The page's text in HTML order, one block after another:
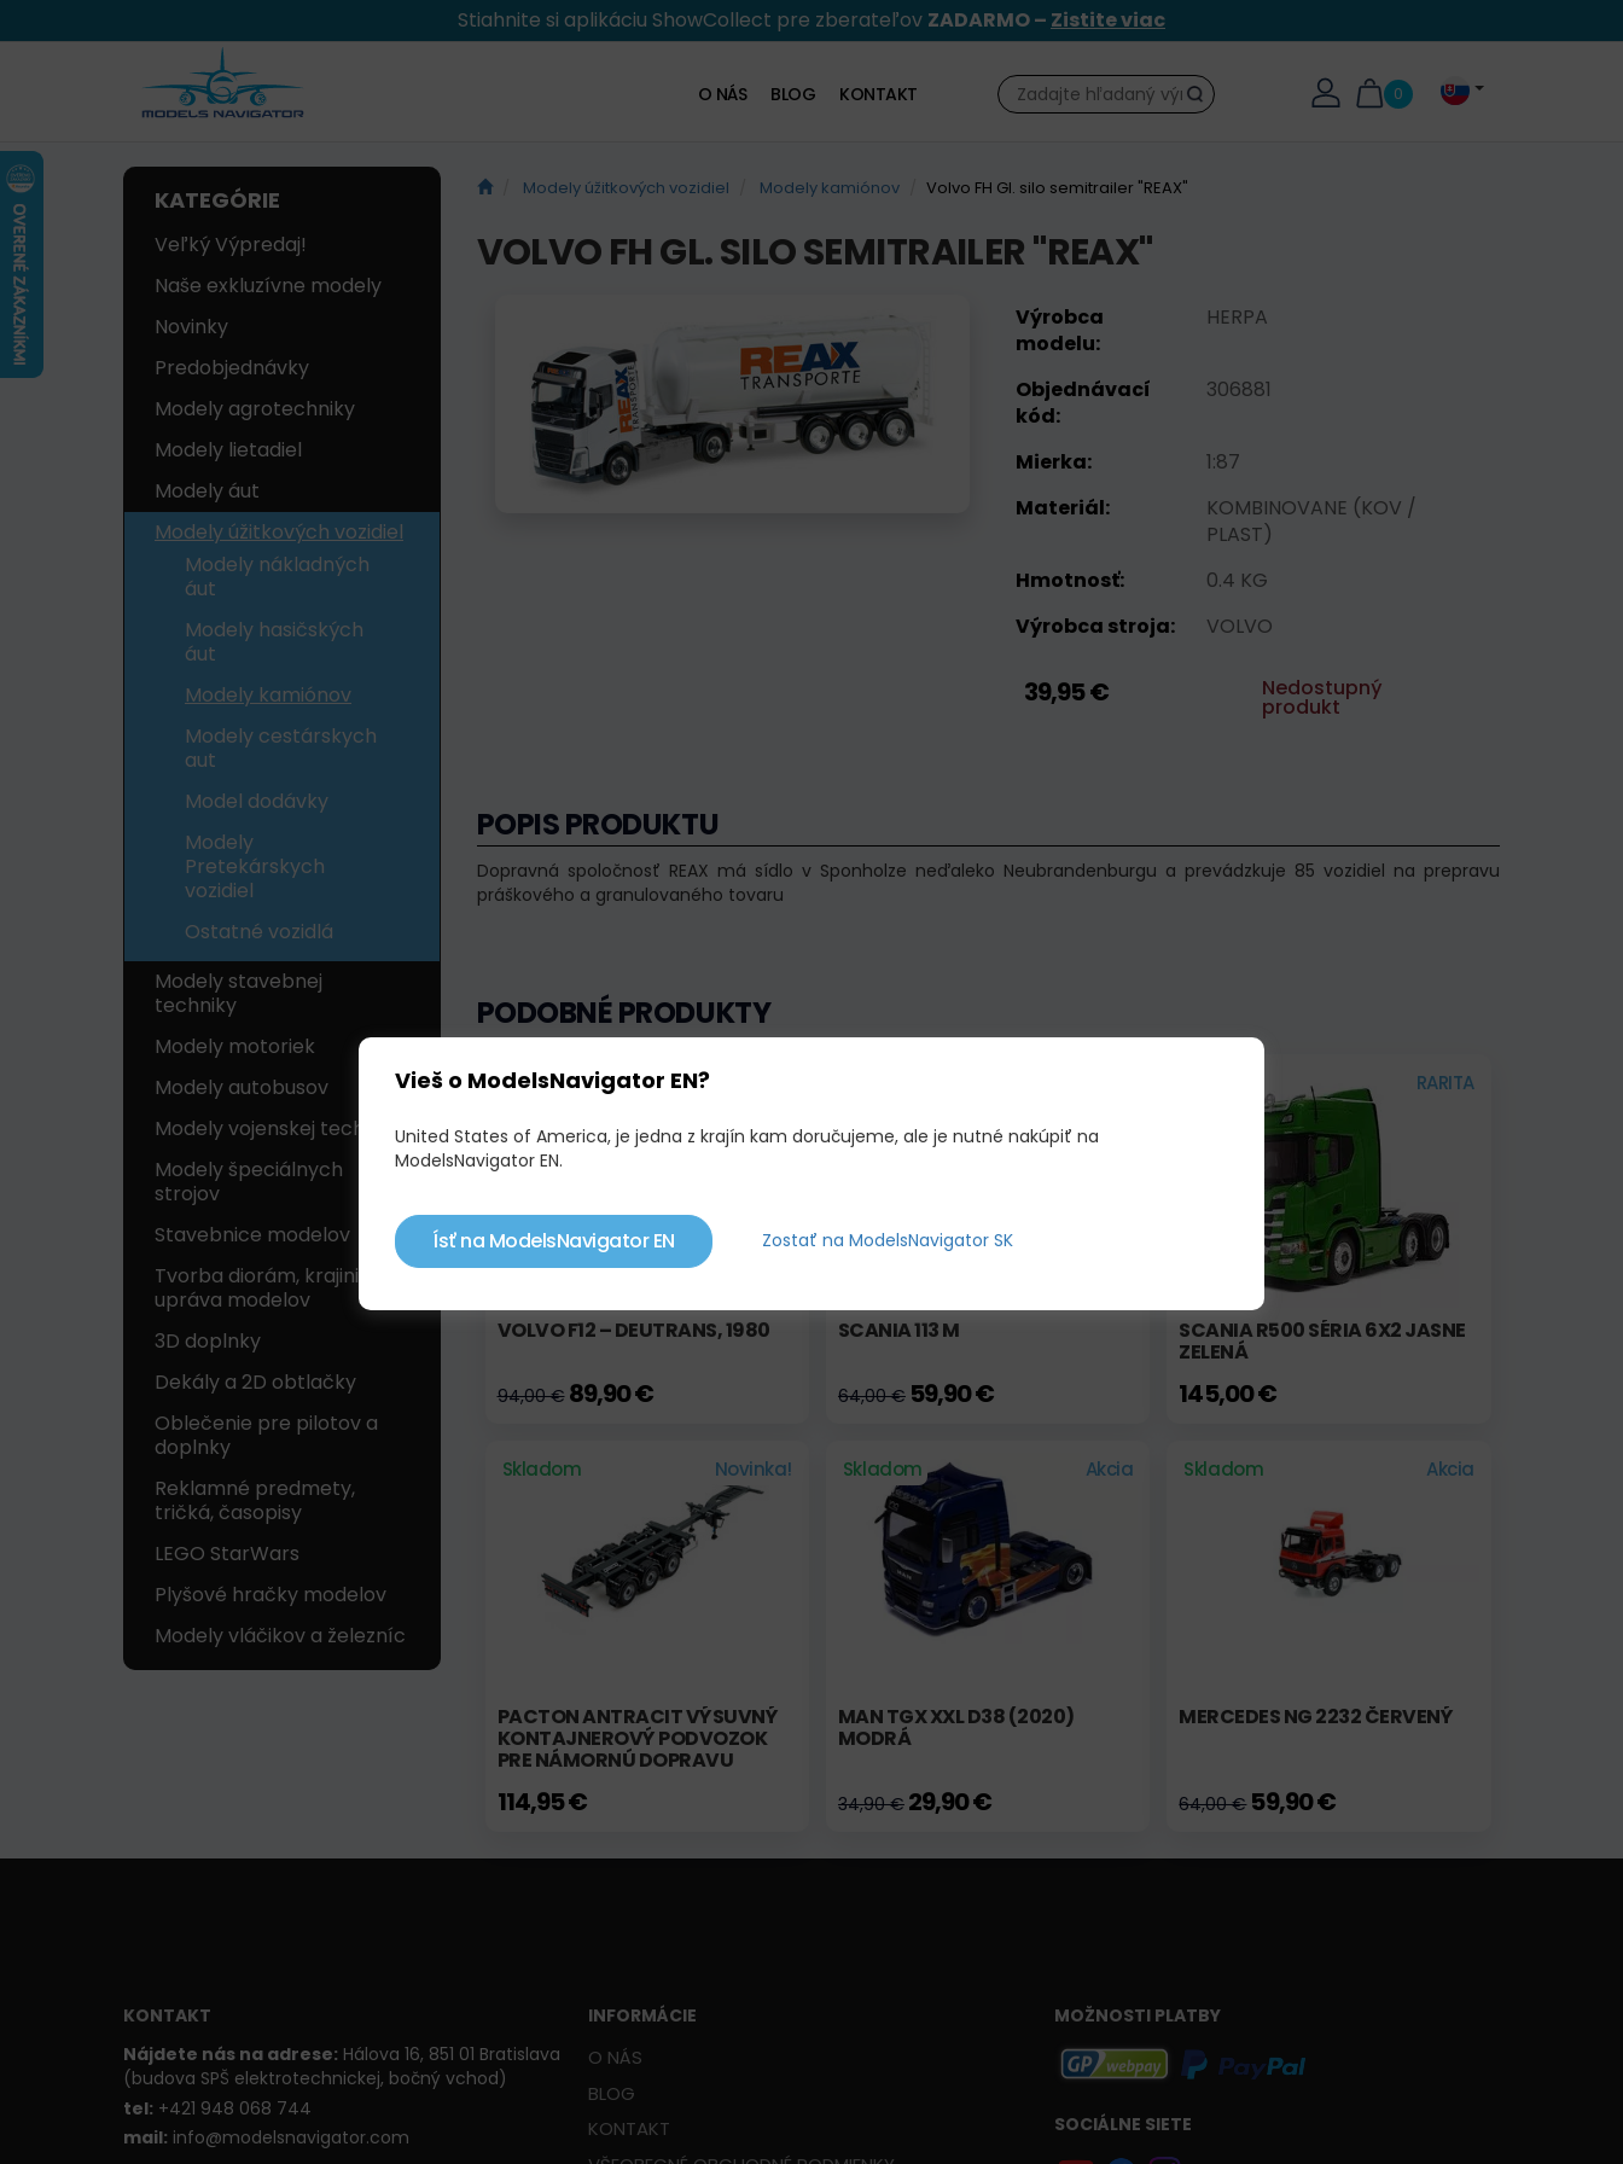
Stiahnite si aplikáciu ShowCollect pre zberateľov ZADARMO – Zistite viac
0
Hľadať
O NÁS BLOG KONTAKT
KATEGÓRIE
Veľký Výpredaj!
Naše exkluzívne modely
Novinky
Predobjednávky
Modely agrotechniky
Modely lietadiel
Modely áut
Modely úžitkových vozidiel
Modely nákladných
áut
Modely hasičských
áut
Modely kamiónov
Modely cestárskych
aut
Model dodávky
Modely
Pretekárskych
vozidiel
Ostatné vozidlá
Modely stavebnej
techniky
Modely motoriek
Modely autobusov
Modely vojenskej techniky
Modely špeciálnych
strojov
Stavebnice modelov
Tvorba diorám, krajiniek a
upráva modelov
3D doplnky
Dekály a 2D obtlačky
Oblečenie pre pilotov a
doplnky
Reklamné predmety,
tričká, časopisy
LEGO StarWars
Plyšové hračky modelov
Modely vláčikov a železníc
Modely úžitkových vozidiel Modely kamiónov Volvo FH Gl. silo semitrailer "REAX"
VOLVO FH GL. SILO SEMITRAILER "REAX"
Výrobca
modelu:
HERPA
Objednávací
kód:
306881
Mierka:
1:87
Materiál:
KOMBINOVANE (KOV /
PLAST)
Hmotnosť:
0.4 KG
Výrobca stroja:
VOLVO
39,95 € Nedostupný
produkt
POPIS PRODUKTU
Dopravná spoločnosť REAX má sídlo v Sponholze neďaleko Neubrandenburgu a prevádzkuje 85 vozidiel na prepravu
práškového a granulovaného tovaru
PODOBNÉ PRODUKTY
Skladom
VOLVO F12 – DEUTRANS, 1980
94,00 €89,90 €
SCANIA 113 M
64,00 €59,90 €
RARITA
SCANIA R500 SÉRIA 6X2 JASNE
ZELENÁ
145,00 €
Skladom Novinka!
PACTON ANTRACIT VÝSUVNÝ
KONTAJNEROVÝ PODVOZOK
PRE NÁMORNÚ DOPRAVU
114,95 €
Skladom Akcia
MAN TGX XXL D38 (2020)
MODRÁ
34,90 €29,90 €
Skladom Akcia
MERCEDES NG 2232 ČERVENÝ
64,00 €59,90 €
KONTAKT
Nájdete nás na adrese: Hálova 16, 851 01 Bratislava
(budova SPŠ elektrotechnickej, bočný vchod)
tel: +421 948 068 744
mail: info@modelsnavigator.com
INFORMÁCIE
O NÁS
BLOG
KONTAKT
MOŽNOSTI PLATBY
SOCIÁLNE SIETE
Vieš o ModelsNavigator EN?
United States of America, je jedna z krajín kam doručujeme, ale je nutné nakúpiť na
ModelsNavigator EN.
Ísť na ModelsNavigator EN Zostať na ModelsNavigator SK